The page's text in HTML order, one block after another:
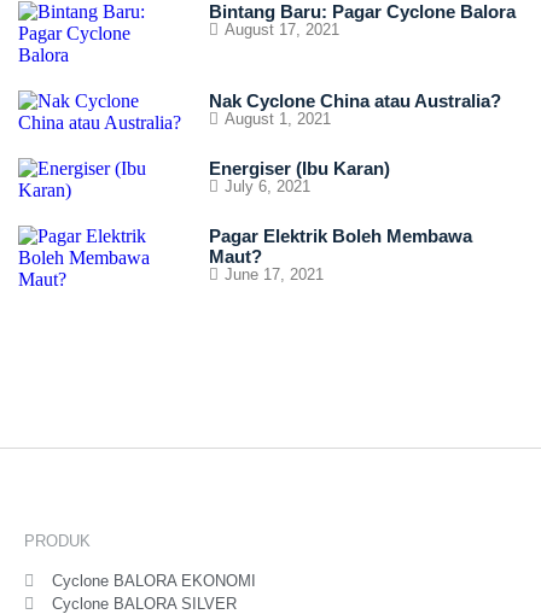
Bintang Baru: Pagar Cyclone Balora
August 17, 2021
Nak Cyclone China atau Australia?
August 1, 2021
Energiser (Ibu Karan)
July 6, 2021
Pagar Elektrik Boleh Membawa
Maut?
June 17, 2021
PRODUK
Cyclone BALORA EKONOMI
Cyclone BALORA SILVER